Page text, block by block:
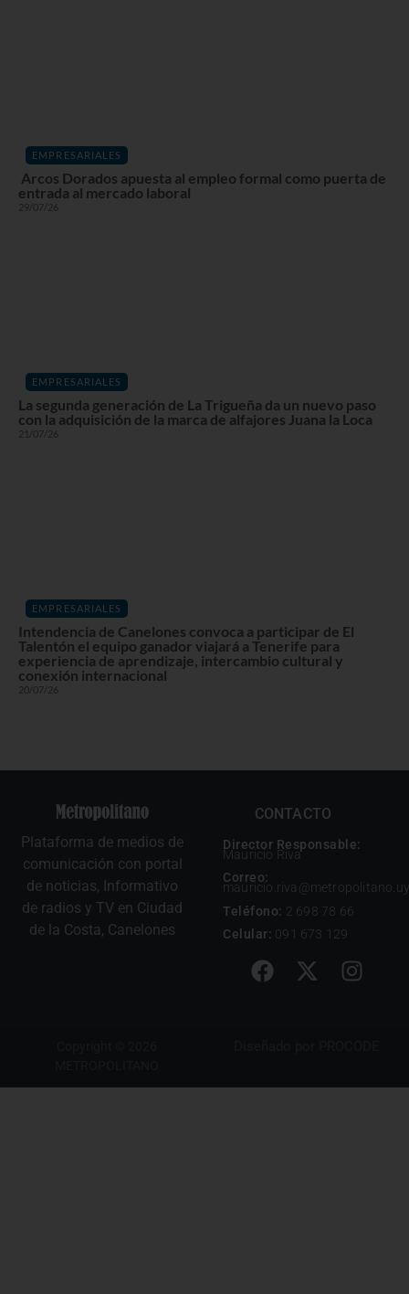
EMPRESARIALES
Arcos Dorados apuesta al empleo formal como puerta de
entrada al mercado laboral
29/07/26
EMPRESARIALES
La segunda generación de La Trigueña da un nuevo paso
con la adquisición de la marca de alfajores Juana la Loca
21/07/26
EMPRESARIALES
Intendencia de Canelones convoca a participar de El
Talentón el equipo ganador viajará a Tenerife para
experiencia de aprendizaje, intercambio cultural y
conexión internacional
20/07/26
Plataforma de medios de
comunicación con portal
de noticias, Informativo
de radios y TV en Ciudad
de la Costa, Canelones
CONTACTO
Director Responsable:
Mauricio Riva
Correo:
mauricio.riva@metropolitano.uy
Teléfono: 2 698 78 66
Celular: 091 673 129